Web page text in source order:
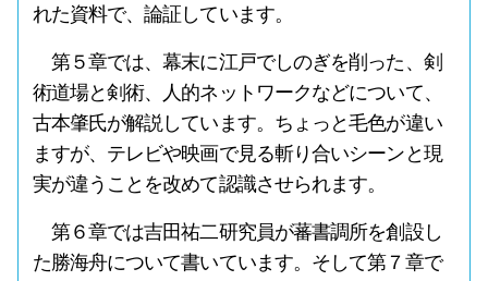
れた資料で、論証しています。
第５章では、幕末に江戸でしのぎを削った、剣
術道場と剣術、人的ネットワークなどについて、
古本肇氏が解説しています。ちょっと毛色が違い
ますが、テレビや映画で見る斬り合いシーンと現
実が違うことを改めて認識させられます。
第６章では吉田祐二研究員が蕃書調所を創設し
た勝海舟について書いています。そして第７章で